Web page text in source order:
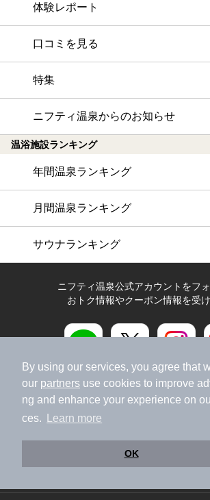
By using our services, you agree that
our partners use cookies to improve
ng and enhance your experience on
ces.
Learn more
OK
体験レポート
口コミを見る
特集
ニフティ温泉からのお知らせ
温浴施設ランキング
年間温泉ランキング
月間温泉ランキング
サウナランキング
ニフティ温泉公式アカウントをフ
おトク情報やクーポン情報を受
ニフティ温泉アプリ
地図から温泉検索！お得な限定クー
ご意見ご要望 ・お問い合わせ